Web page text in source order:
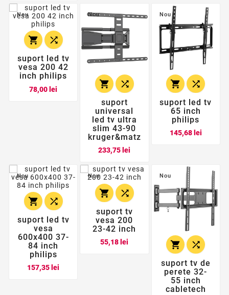
Nou
 
suport led tv
vesa 200 42
inch philips
78,00 lei
Nou
 
suport
universal
led tv ultra
slim 43-90
kruger&matz
233,75 lei
Nou
 
suport led tv
65 inch
philips
145,68 leiPret
Nou
 
suport led tv
vesa
600x400 37-
84 inch
philips
157,35 lei
Nou
 
suport tv
vesa 200
23-42 inch
55,18 lei
Nou
 
suport tv de
perete 32-
55 inch
cabletech